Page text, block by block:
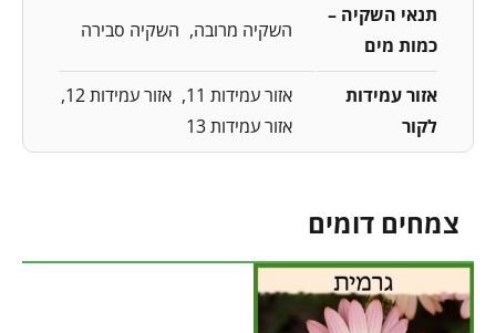
תנאי השקיה –
כמות מים
השקיה מרובה השקיה סבירה
אזור עמידות
לקור
אזור עמידות 11
אזור עמידות 12
אזור עמידות 13
צמחים דומים